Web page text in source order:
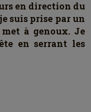
en direction du
suis prise par un
à genoux. Je
en serrant les